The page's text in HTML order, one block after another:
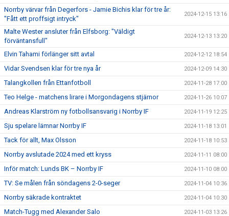
Norrby värvar från Degerfors - Jamie Bichis klar för tre år:
"Fått ett proffsigt intryck"
2024-12-15 13:16
Malte Wester ansluter från Elfsborg: "Väldigt
förväntansfull"
2024-12-13 13:20
Elvin Tahami förlänger sitt avtal 2024-12-12 18:54
Vidar Svendsen klar för tre nya år 2024-12-09 14:30
Talangkollen från Ettanfotboll 2024-11-28 17:00
Teo Helge - matchens lirare i Morgondagens stjärnor 2024-11-26 10:07
Andreas Klarström ny fotbollsansvarig i Norrby IF 2024-11-19 12:25
Sju spelare lämnar Norrby IF 2024-11-18 13:01
Tack för allt, Max Olsson 2024-11-18 10:53
Norrby avslutade 2024 med ett kryss 2024-11-11 08:00
Inför match: Lunds BK – Norrby IF 2024-11-10 08:00
TV: Se målen från söndagens 2-0-seger 2024-11-04 10:36
Norrby säkrade kontraktet 2024-11-04 10:30
Match-Tugg med Alexander Salo 2024-11-03 13:26